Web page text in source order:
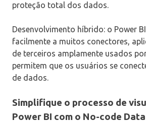
proteção total dos dados.
Desenvolvimento híbrido: o Power
facilmente a muitos conectores,
de terceiros amplamente usados
permitem que os usuários se
de dados.
Simplifique o processo de
Power BI com o No-code